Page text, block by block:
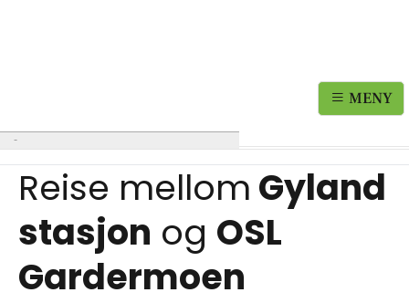
MENY
Reise mellom Gyland
stasjon og OSL
Gardermoen